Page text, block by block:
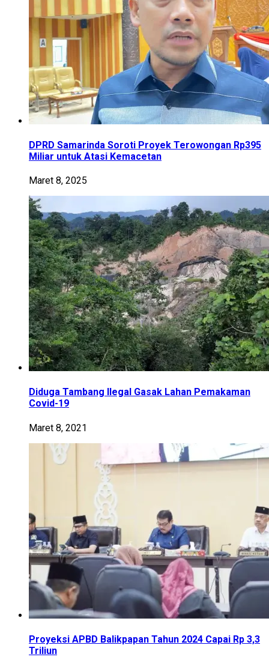
DPRD Samarinda Soroti Proyek Terowongan Rp395
Miliar untuk Atasi Kemacetan
Maret 8, 2025
Diduga Tambang Ilegal Gasak Lahan Pemakaman
Covid-19
Maret 8, 2021
Proyeksi APBD Balikpapan Tahun 2024 Capai Rp 3,3
Triliun